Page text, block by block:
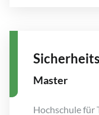
Master
Hochschule für